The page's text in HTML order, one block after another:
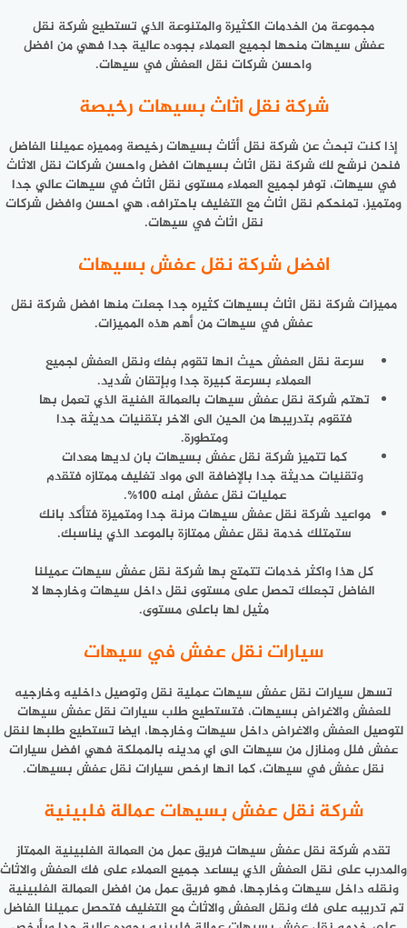
مجموعة من الخدمات الكثيرة والمتنوعة الذي تستطيع شركة نقل
عفش سيهات منحها لجميع العملاء بجوده عالية جدا فهي من افضل
واحسن شركات نقل العفش في سيهات.
شركة نقل اثاث بسيهات رخيصة
إذا كنت تبحث عن شركة نقل أثاث بسيهاترخيصة ومميزه عميلنا الفاضل
فنحن نرشح لك شركة نقل اثاث بسيهات افضل واحسن شركات نقل الاثاث
في سيهات، توفر لجميع العملاء مستوى نقل اثاث في سيهات عالي جدا
ومتميز، تمنحكم نقل اثاث مع التغليف باحترافه، هي احسن وافضل شركات
نقل اثاث في سيهات.
افضل شركة نقل عفش بسيهات
مميزات شركة نقل اثاث بسيهاتكثيره جدا جعلت منها افضل شركة نقل
عفش في سيهات من أهم هذه المميزات.
سرعة نقل العفش حيث انها تقوم بفك ونقل العفش لجميع
العملاء بسرعة كبيرة جدا وبإتقان شديد.
تهتم شركة نقل عفش سيهات بالعمالة الفنية الذي تعمل بها
فتقوم بتدريبها من الحين الى الاخر بتقنيات حديثة جدا
ومتطورة.
كما تتميز شركة نقل عفش بسيهات بان لديها معدات
وتقنيات حديثة جدا بالإضافة الى مواد تغليف ممتازه فتقدم
عمليات نقل عفش امنه 100%.
مواعيد شركة نقل عفش سيهات مرنة جدا ومتميزة فتأكد بانك
ستمتلك خدمة نقل عفش ممتازة بالموعد الذي يناسبك.
كل هذا واكثر خدمات تتمتع بها شركة نقل عفش سيهات عميلنا
الفاضل تجعلك تحصل على مستوى نقل داخل سيهات وخارجها لا
مثيل لها باعلى مستوى.
سيارات نقل عفش في سيهات
تسهل سيارات نقل عفش سيهاتعملية نقل وتوصيل داخليه وخارجيه
للعفش والاغراض بسيهات، فتستطيع طلب سيارات نقل عفش سيهات
لتوصيل العفش والاغراض داخل سيهات وخارجها، ايضا تستطيع طلبها لنقل
عفش فلل ومنازل من سيهات الى اي مدينه بالمملكة فهي افضل سيارات
نقل عفش في سيهات، كما انها ارخص سيارات نقل عفش بسيهات.
شركة نقل عفش بسيهات عمالة فلبينية
تقدم شركة نقل عفش سيهات فريق عمل من العمالة الفلبينية الممتاز
والمدرب على نقل العفش الذي يساعد جميع العملاء على فك العفش والاثاث
ونقله داخل سيهات وخارجها، فهو فريق عمل من افضل العمالة الفلبينية
تم تدريبه على فك ونقل العفش والاثاث مع التغليف فتحصل عميلنا الفاضل